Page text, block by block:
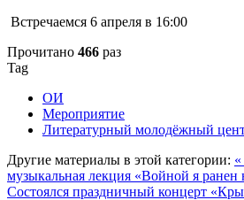
Встречаемся 6 апреля в 16:00
Прочитано 466 раз
Tag
ОИ
Мероприятие
Литературный молодёжный
Другие материалы в этой категории:
музыкальная лекция «Войной я
Состоялся праздничный концерт